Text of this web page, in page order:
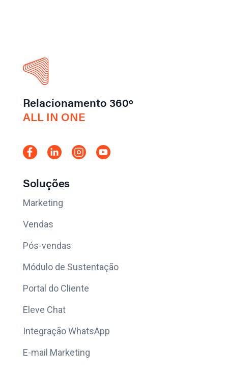
Relacionamento 360º
ALL IN ONE
Soluções
Marketing
Vendas
Pós-vendas
Módulo de Sustentação
Portal do Cliente
Eleve Chat
Integração WhatsApp
E-mail Marketing